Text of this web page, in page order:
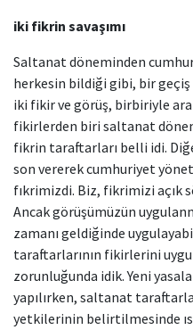
iki fikrin savaşımı
Saltanat döneminden
herkesin bildiği gibi, bir geçiş
iki fikir ve görüş, birbiriyle
fikirlerden biri saltanat
fikrin taraftarları belli idi.
son vererek cumhuriyet
fıkrimizdi. Biz, fikrimizi açık
Ancak görüşümüzün
zamanı geldiğinde
taraftarlarının fikirlerini
zorunluğunda idik. Yeni
yapılırken, saltanat
yetkilerinin belirtilmesinde